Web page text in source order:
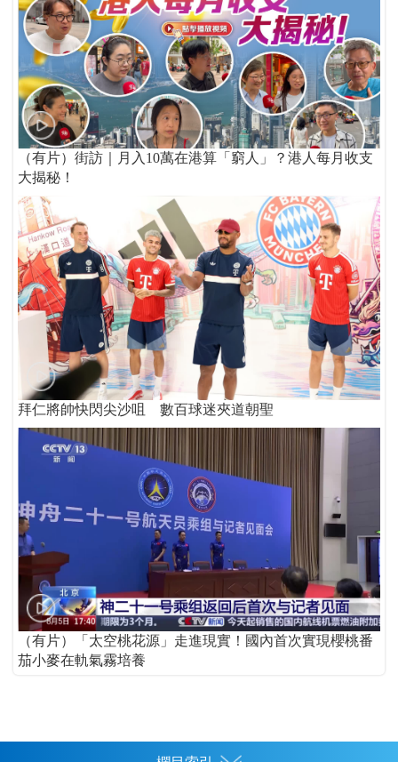
（有片）街訪｜月入10萬在港算「窮人」？港人每月收支
大揭秘！
拜仁將帥快閃尖沙咀 數百球迷夾道朝聖
（有片）「太空桃花源」走進現實！國內首次實現櫻桃番
茄小麥在軌氣霧培養